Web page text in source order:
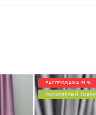
РАСПРОДАЖА 43 %
ПОПУЛЯРНЫЙ ТОВАР